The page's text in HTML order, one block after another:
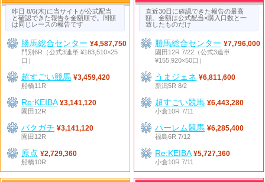
昨日 8/6(木)に当サイトが公式配当
と確認できた報告を金額順で。同額
は同じレースの報告です
勝馬総合センター ¥4,587,750
門別6R（公式3連単 ¥183,510×25
口）
超すごい競馬 ¥3,459,420
船橋11R
Re:KEIBA ¥3,141,120
園田12R
バクガチ ¥3,141,120
園田12R
原点 ¥2,729,360
船橋10R
直近30日に確認できた報告の最高
額。金額は公式配当×購入口数と一
致したものだけ
勝馬総合センター ¥7,796,000
園田12R 7/22（公式3連単
¥155,920×50口）
うまジェネ ¥6,811,600
新潟5R 8/2
超すごい競馬 ¥6,443,280
小倉10R 7/11
ハーレム競馬 ¥6,285,400
福島6R 7/12
Re:KEIBA ¥5,727,360
小倉10R 7/11